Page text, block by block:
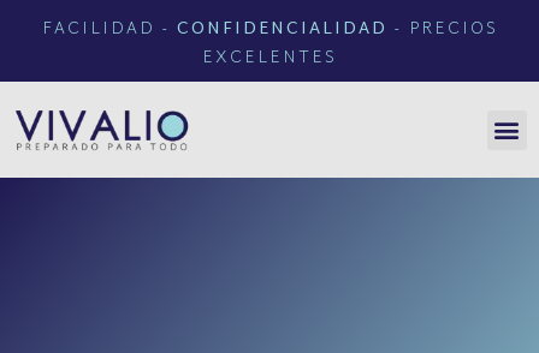
FACILIDAD - CONFIDENCIALIDAD - PRECIOS
EXCELENTES